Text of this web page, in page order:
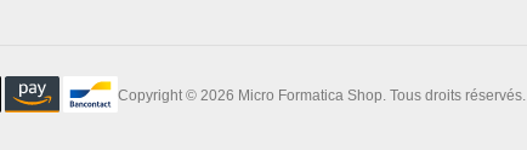
Copyright © 2026 Micro Formatica Shop. Tous droits réservés.